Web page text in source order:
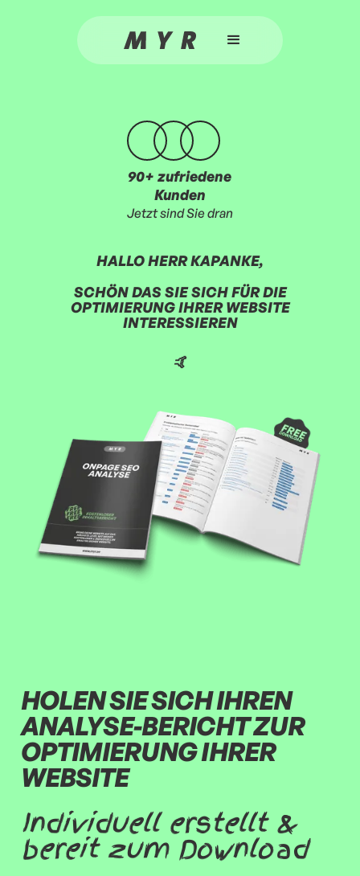
90+ zufriedene
Kunden
Jetzt sind Sie dran
HALLOHERR KAPANKE,
SCHÖN DAS SIE SICH FÜR DIE
OPTIMIERUNG IHRER WEBSITE
INTERESSIEREN
🤙
HOLEN SIE SICH IHREN
ANALYSE-BERICHT ZUR
OPTIMIERUNG IHRER
WEBSITE
Individuell erstellt &
bereit zum Download